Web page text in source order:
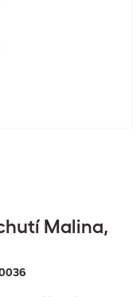
Malina,